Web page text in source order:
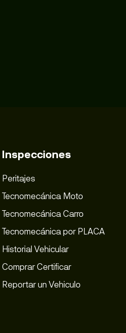
Inspecciones
Peritajes
Tecnomecánica Moto
Tecnomecánica Carro
Tecnomecánica por PLACA
Historial Vehicular
Comprar Certificar
Reportar un Vehiculo